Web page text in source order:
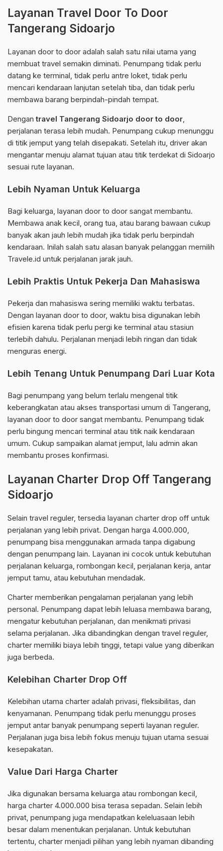
Layanan Travel Door To Door
Tangerang Sidoarjo
Layanan door to door adalah salah satu nilai utama yang
membuat travel semakin diminati. Penumpang tidak perlu
datang ke terminal, tidak perlu antre loket, tidak perlu
mencari kendaraan lanjutan setelah tiba, dan tidak perlu
membawa barang berpindah-pindah tempat.
Dengantravel Tangerang Sidoarjo door to door,
perjalanan terasa lebih mudah. Penumpang cukup menunggu
di titik jemput yang telah disepakati. Setelah itu, driver akan
mengantar menuju alamat tujuan atau titik terdekat di Sidoarjo
sesuai rute layanan.
Lebih Nyaman Untuk Keluarga
Bagi keluarga, layanan door to door sangat membantu.
Membawa anak kecil, orang tua, atau barang bawaan cukup
banyak akan jauh lebih mudah jika tidak perlu berpindah
kendaraan. Inilah salah satu alasan banyak pelanggan memilih
Travele.id untuk perjalanan jarak jauh.
Lebih Praktis Untuk Pekerja Dan Mahasiswa
Pekerja dan mahasiswa sering memiliki waktu terbatas.
Dengan layanan door to door, waktu bisa digunakan lebih
efisien karena tidak perlu pergi ke terminal atau stasiun
terlebih dahulu. Perjalanan menjadi lebih ringan dan tidak
menguras energi.
Lebih Tenang Untuk Penumpang Dari Luar Kota
Bagi penumpang yang belum terlalu mengenal titik
keberangkatan atau akses transportasi umum di Tangerang,
layanan door to door sangat membantu. Penumpang tidak
perlu bingung mencari terminal atau titik naik kendaraan
umum. Cukup sampaikan alamat jemput, lalu admin akan
membantu proses konfirmasi.
Layanan Charter Drop Off Tangerang
Sidoarjo
Selain travel reguler, tersedia layanan charter drop off untuk
perjalanan yang lebih privat. Dengan harga 4.000.000,
penumpang bisa menggunakan armada tanpa digabung
dengan penumpang lain. Layanan ini cocok untuk kebutuhan
perjalanan keluarga, rombongan kecil, perjalanan kerja, antar
jemput tamu, atau kebutuhan mendadak.
Charter memberikan pengalaman perjalanan yang lebih
personal. Penumpang dapat lebih leluasa membawa barang,
mengatur kebutuhan perjalanan, dan menikmati privasi
selama perjalanan. Jika dibandingkan dengan travel reguler,
charter memiliki biaya lebih tinggi, tetapi value yang diberikan
juga berbeda.
Kelebihan Charter Drop Off
Kelebihan utama charter adalah privasi, fleksibilitas, dan
kenyamanan. Penumpang tidak perlu menunggu proses
jemput antar banyak penumpang seperti layanan reguler.
Perjalanan juga bisa lebih fokus menuju tujuan utama sesuai
kesepakatan.
Value Dari Harga Charter
Jika digunakan bersama keluarga atau rombongan kecil,
harga charter 4.000.000 bisa terasa sepadan. Selain lebih
privat, penumpang juga mendapatkan keleluasaan lebih
besar dalam menentukan perjalanan. Untuk kebutuhan
tertentu, charter menjadi pilihan yang lebih nyaman dibanding